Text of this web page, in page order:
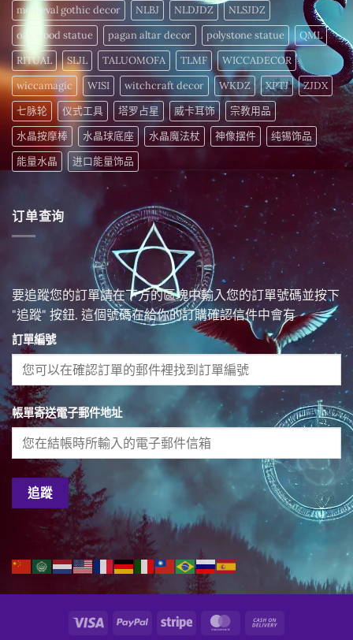
medieval gothic decor
NLBJ NLDJDZ
NLSJDZ
oak wood statue
pagan altar decor polystone statue
QML
RITUAL
SLJL TALUOMOFA TLMF
WICCADECOR
wiccamagic
WISI witchcraft decor WKDZ XPTJ
ZJDX
七脉轮
仪式工具 塔罗占星 威卡耳饰
宗教用品
水晶按摩棒
水晶球底座 水晶魔法杖 神像摆件
纯锡饰品
能量水晶
进口能量饰品
订单查询
要追蹤您的訂單請在下方的區塊中輸入您的訂單號碼並按下
"追蹤" 按鈕. 這個號碼在給你的訂購確認信件中會有
訂單編號
帳單寄送電子郵件地址
追蹤
Visa PayPal Stripe MasterCard